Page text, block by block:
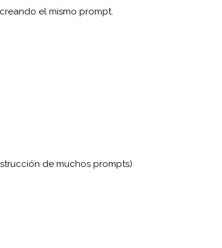
el mismo prompt.
de muchos prompts)